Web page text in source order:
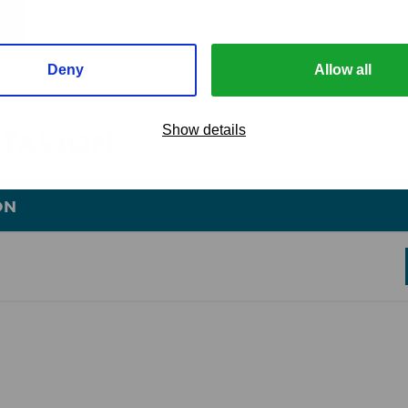
Deny Allow all
Show details1/220 - 240V/50Hz
72 l